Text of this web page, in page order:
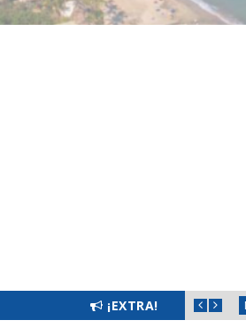
¡EXTRA!
EN BAHÍA DE BANDERAS